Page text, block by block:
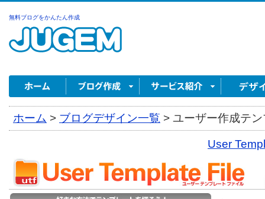
無料ブログをかんたん作成
ホーム > ブログデザイン一覧 > ユーザー作成テ
User